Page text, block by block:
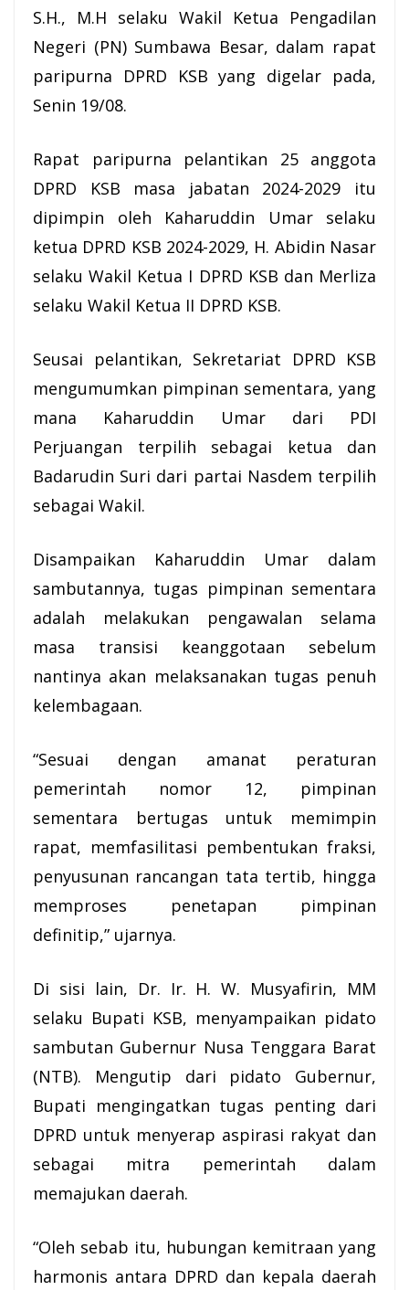
S.H., M.H selaku Wakil Ketua Pengadilan
Negeri (PN) Sumbawa Besar, dalam rapat
paripurna DPRD KSB yang digelar pada,
Senin 19/08.
Rapat paripurna pelantikan 25 anggota
DPRD KSB masa jabatan 2024-2029 itu
dipimpin oleh Kaharuddin Umar selaku
ketua DPRD KSB 2024-2029, H. Abidin Nasar
selaku Wakil Ketua I DPRD KSB dan Merliza
selaku Wakil Ketua II DPRD KSB.
Seusai pelantikan, Sekretariat DPRD KSB
mengumumkan pimpinan sementara, yang
mana Kaharuddin Umar dari PDI
Perjuangan terpilih sebagai ketua dan
Badarudin Suri dari partai Nasdem terpilih
sebagai Wakil.
Disampaikan Kaharuddin Umar dalam
sambutannya, tugas pimpinan sementara
adalah melakukan pengawalan selama
masa transisi keanggotaan sebelum
nantinya akan melaksanakan tugas penuh
kelembagaan.
“Sesuai dengan amanat peraturan
pemerintah nomor 12, pimpinan
sementara bertugas untuk memimpin
rapat, memfasilitasi pembentukan fraksi,
penyusunan rancangan tata tertib, hingga
memproses penetapan pimpinan
definitip,” ujarnya.
Di sisi lain, Dr. Ir. H. W. Musyafirin, MM
selaku Bupati KSB, menyampaikan pidato
sambutan Gubernur Nusa Tenggara Barat
(NTB). Mengutip dari pidato Gubernur,
Bupati mengingatkan tugas penting dari
DPRD untuk menyerap aspirasi rakyat dan
sebagai mitra pemerintah dalam
memajukan daerah.
“Oleh sebab itu, hubungan kemitraan yang
harmonis antara DPRD dan kepala daerah